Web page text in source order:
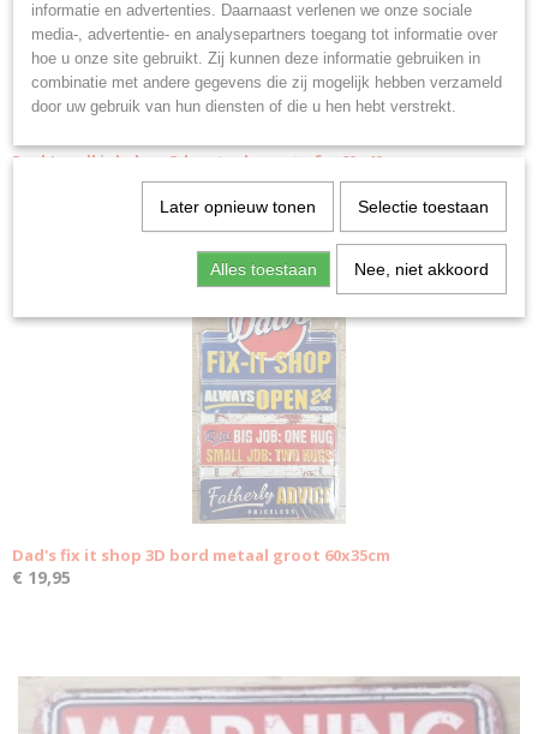
Rock'n roll jukebox 3d metaal groot afm 60x40 cm
Dad's fix it shop 3D bord metaal groot 60x35cm
€ 19,95
informatie en advertenties. Daarnaast verlenen we onze sociale
media-, advertentie- en analysepartners toegang tot informatie over
hoe u onze site gebruikt. Zij kunnen deze informatie gebruiken in
combinatie met andere gegevens die zij mogelijk hebben verzameld
door uw gebruik van hun diensten of die u hen hebt verstrekt.
Later opnieuw tonen Selectie toestaan
Alles toestaan Nee, niet akkoord